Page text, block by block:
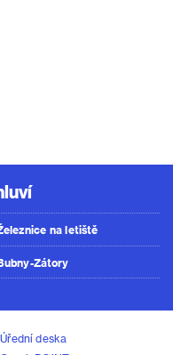
na letiště
Zátory
Úřední deska